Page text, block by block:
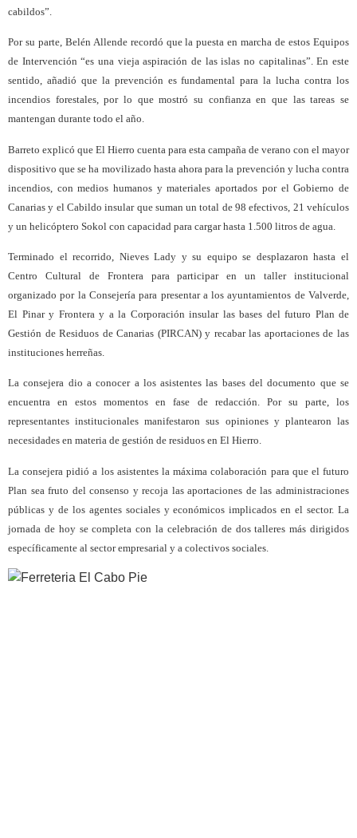
cabildos”.
Por su parte, Belén Allende recordó que la puesta en marcha de estos Equipos
de Intervención “es una vieja aspiración de las islas no capitalinas”. En este
sentido, añadió que la prevención es fundamental para la lucha contra los
incendios forestales, por lo que mostró su confianza en que las tareas se
mantengan durante todo el año.
Barreto explicó que El Hierro cuenta para esta campaña de verano con el mayor
dispositivo que se ha movilizado hasta ahora para la prevención y lucha contra
incendios, con medios humanos y materiales aportados por el Gobierno de
Canarias y el Cabildo insular que suman un total de 98 efectivos, 21 vehículos
y un helicóptero Sokol con capacidad para cargar hasta 1.500 litros de agua.
Terminado el recorrido, Nieves Lady y su equipo se desplazaron hasta el
Centro Cultural de Frontera para participar en un taller institucional
organizado por la Consejería para presentar a los ayuntamientos de Valverde,
El Pinar y Frontera y a la Corporación insular las bases del futuro Plan de
Gestión de Residuos de Canarias (PIRCAN) y recabar las aportaciones de las
instituciones herreñas.
La consejera dio a conocer a los asistentes las bases del documento que se
encuentra en estos momentos en fase de redacción. Por su parte, los
representantes institucionales manifestaron sus opiniones y plantearon las
necesidades en materia de gestión de residuos en El Hierro.
La consejera pidió a los asistentes la máxima colaboración para que el futuro
Plan sea fruto del consenso y recoja las aportaciones de las administraciones
públicas y de los agentes sociales y económicos implicados en el sector. La
jornada de hoy se completa con la celebración de dos talleres más dirigidos
específicamente al sector empresarial y a colectivos sociales.